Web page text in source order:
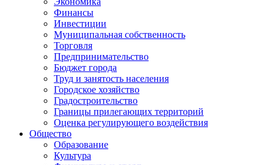
Финансы
Инвестиции
Муниципальная собственность
Торговля
Предпринимательство
Бюджет города
Труд и занятость населения
Городское хозяйство
Градостроительство
Границы прилегающих территорий
Оценка регулирующего воздействия
Общество
Образование
Культура